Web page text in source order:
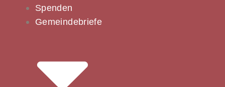
Spenden
Gemeindebriefe